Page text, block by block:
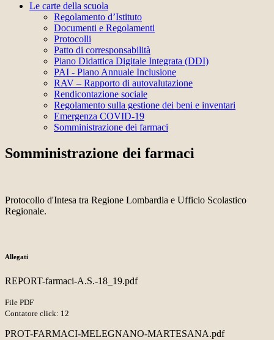
Le carte della scuola
Regolamento d’Istituto
Documenti e Regolamenti
Protocolli
Patto di corresponsabilità
Piano Didattica Digitale Integrata (DDI)
PAI - Piano Annuale Inclusione
RAV – Rapporto di autovalutazione
Rendicontazione sociale
Regolamento sulla gestione dei beni e inventari
Emergenza COVID-19
Somministrazione dei farmaci
Somministrazione dei farmaci
Protocollo d'Intesa tra Regione Lombardia e Ufficio Scolastico
Regionale.
Allegati
REPORT-farmaci-A.S.-18_19.pdf
File PDF
Contatore click: 12
PROT-FARMACI-MELEGNANO-MARTESANA.pdf